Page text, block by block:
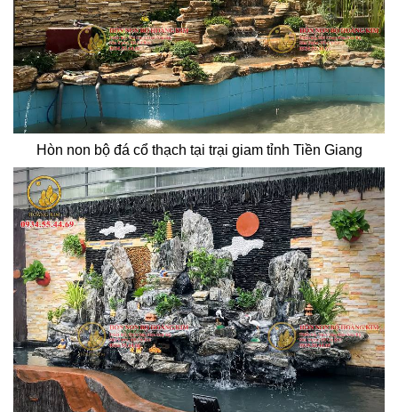
Hòn non bộ đá cổ thạch tại trại giam tỉnh Tiền Giang